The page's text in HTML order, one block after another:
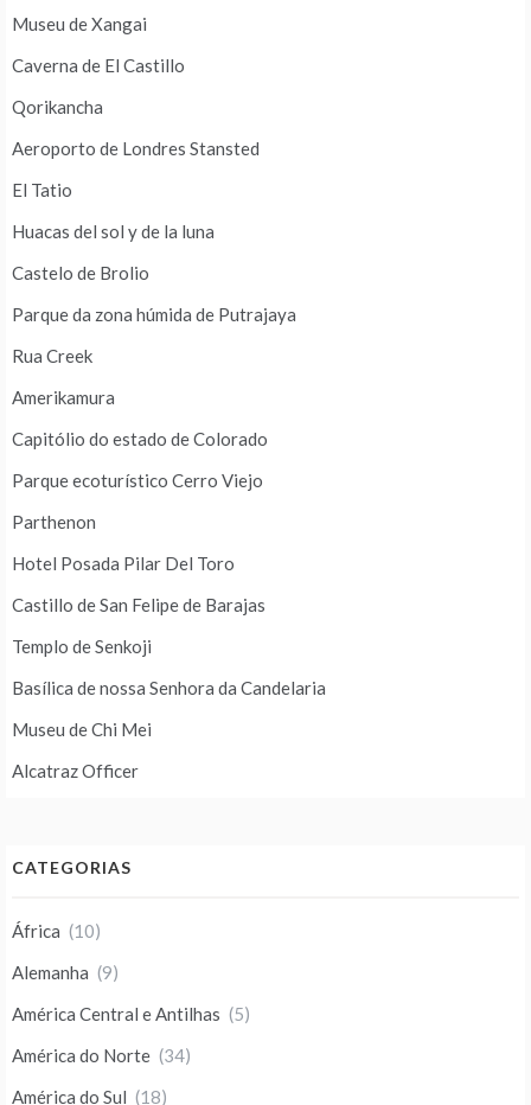
Museu de Xangai
Caverna de El Castillo
Qorikancha
Aeroporto de Londres Stansted
El Tatio
Huacas del sol y de la luna
Castelo de Brolio
Parque da zona húmida de Putrajaya
Rua Creek
Amerikamura
Capitólio do estado de Colorado
Parque ecoturístico Cerro Viejo
Parthenon
Hotel Posada Pilar Del Toro
Castillo de San Felipe de Barajas
Templo de Senkoji
Basílica de nossa Senhora da Candelaria
Museu de Chi Mei
Alcatraz Officer
CATEGORIAS
África (10)
Alemanha (9)
América Central e Antilhas (5)
América do Norte (34)
América do Sul (18)